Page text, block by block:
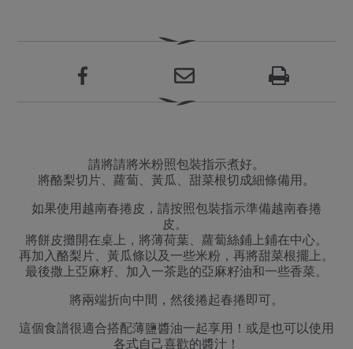
請將請將米粉照包裝指示煮好。
將酪梨切片、蘿蔔、黃瓜、甜菜根切成細條備用。
如果使用越南春捲皮，請按照包裝指示準備越南春捲
皮。
將餅皮攤開在桌上，將薄荷葉、蘿蔔絲鋪上鋪在中心。
再加入酪梨片、黃瓜條以及一些米粉，再將甜菜根擺上。
最後撒上亞麻籽、加入一茶匙的亞麻籽油和一些香菜。
將兩端折向中間，然後捲起春捲即可。
這個食譜很適合搭配薄鹽醬油一起享用！或是也可以使用